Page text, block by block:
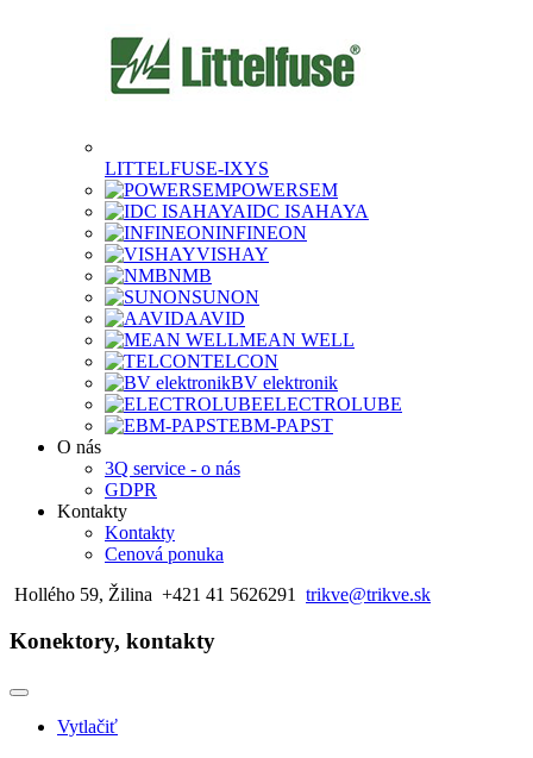
LITTELFUSE-IXYS
POWERSEM
IDC ISAHAYA
INFINEON
VISHAY
NMB
SUNON
AAVID
MEAN WELL
TELCON
BV elektronik
ELECTROLUBE
EBM-PAPST
O nás
3Q service - o nás
GDPR
Kontakty
Kontakty
Cenová ponuka
Hollého 59, Žilina +421 41 5626291 trikve@trikve.sk
Konektory, kontakty
Vytlačiť